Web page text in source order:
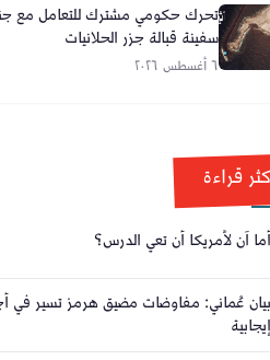
تحرك حكومي مشترك للتعامل مع
سفينة قبالة جزر الحلانيات
٦ أغسطس ٢٠٢٦
قراءة
أما آن لأمريكا أن تعي الدرس؟
بيان عُماني: مفاوضات مضيق هرمز تسير في
إيجابية